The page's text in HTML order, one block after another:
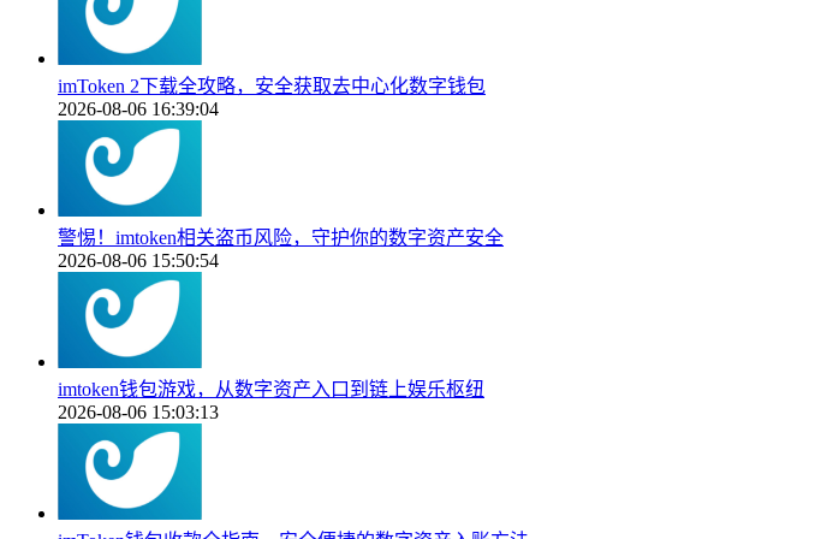
imToken 2下载全攻略，安全获取去中心化数字钱包
2026-08-06 16:39:04
警惕！imtoken相关盗币风险，守护你的数字资产安全
2026-08-06 15:50:54
imtoken钱包游戏，从数字资产入口到链上娱乐枢纽
2026-08-06 15:03:13